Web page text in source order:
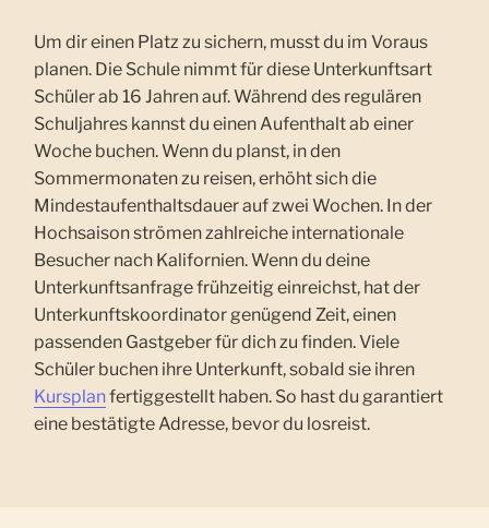
Um dir einen Platz zu sichern, musst du im Voraus
planen. Die Schule nimmt für diese Unterkunftsart
Schüler ab 16 Jahren auf. Während des regulären
Schuljahres kannst du einen Aufenthalt ab einer
Woche buchen. Wenn du planst, in den
Sommermonaten zu reisen, erhöht sich die
Mindestaufenthaltsdauer auf zwei Wochen. In der
Hochsaison strömen zahlreiche internationale
Besucher nach Kalifornien. Wenn du deine
Unterkunftsanfrage frühzeitig einreichst, hat der
Unterkunftskoordinator genügend Zeit, einen
passenden Gastgeber für dich zu finden. Viele
Schüler buchen ihre Unterkunft, sobald sie ihren
Kursplanfertiggestellt haben. So hast du garantiert
eine bestätigte Adresse, bevor du losreist.